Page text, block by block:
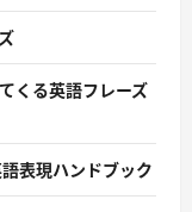
くる英語フレーズ
表現ハンドブック